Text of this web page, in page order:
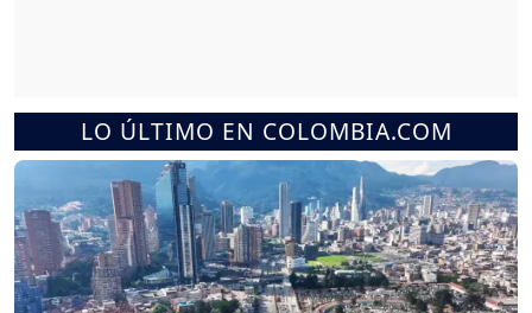
LO ÚLTIMO EN COLOMBIA.COM